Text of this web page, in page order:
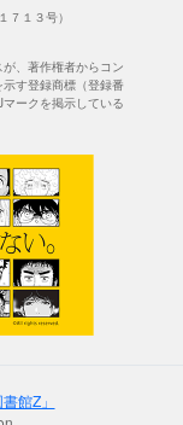
、著作権者からコン
す登録商標（登録番
ークを掲示している
館Z」